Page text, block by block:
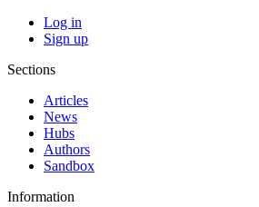
Log in
Sign up
Sections
Articles
News
Hubs
Authors
Sandbox
Information